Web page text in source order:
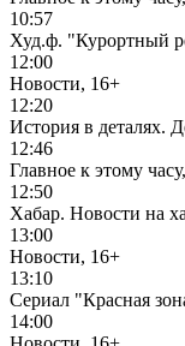
10:57
Худ.ф. "Курортный
12:00
Новости, 16+
12:20
История в деталях.
12:46
Главное к этому
12:50
Хабар. Новости на
13:00
Новости, 16+
13:10
Сериал "Красная
14:00